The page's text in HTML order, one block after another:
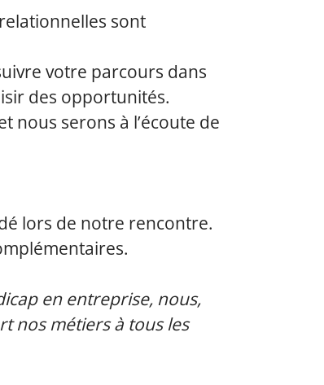
sont
votre parcours dans
des opportunités.
nous serons à l’écoute de
lors de notre rencontre.
en entreprise, nous,
nos métiers à tous les